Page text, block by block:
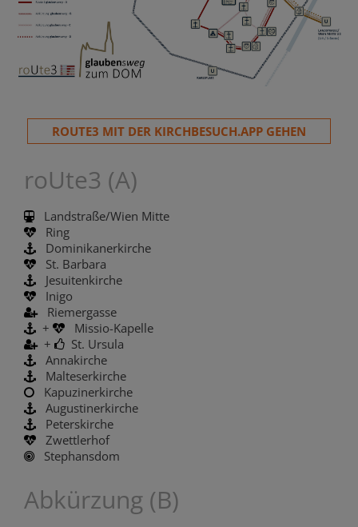
ROUTE3 MIT DER KIRCHBESUCH.APP GEHEN
roUte3 (A)
Landstraße/Wien Mitte
Ring
Dominikanerkirche
St. Barbara
Jesuitenkirche
Inigo
Riemergasse
+
Missio-Kapelle
+
St. Ursula
Annakirche
Malteserkirche
Kapuzinerkirche
Augustinerkirche
Peterskirche
Zwettlerhof
Stephansdom
Abkürzung (B)